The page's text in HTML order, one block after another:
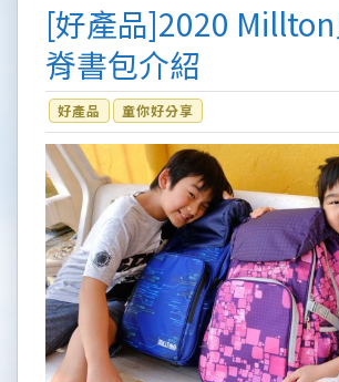
[好產品]2020
脊書包介紹
好產品 童你好分享